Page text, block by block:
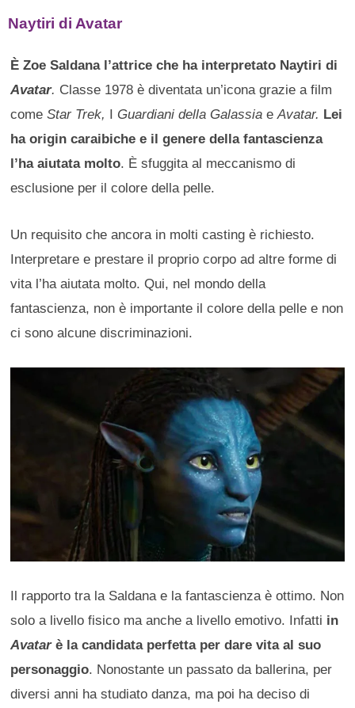
Naytiri di Avatar
È Zoe Saldana l’attrice che ha interpretato Naytiri di
Avatar. Classe 1978 è diventata un’icona grazie a film
comeStar Trek, I Guardiani della Galassia eAvatar. Lei
ha origin caraibiche e il genere della fantascienza
l’ha aiutata molto. È sfuggita al meccanismo di
esclusione per il colore della pelle.
Un requisito che ancora in molti casting è richiesto.
Interpretare e prestare il proprio corpo ad altre forme di
vita l’ha aiutata molto. Qui, nel mondo della
fantascienza, non è importante il colore della pelle e non
ci sono alcune discriminazioni.
Il rapporto tra la Saldana e la fantascienza è ottimo. Non
solo a livello fisico ma anche a livello emotivo. Infatti in
Avatarè la candidata perfetta per dare vita al suo
personaggio. Nonostante un passato da ballerina, per
diversi anni ha studiato danza, ma poi ha deciso di